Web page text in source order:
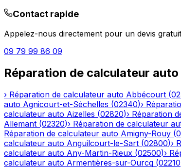
Contact rapide
Appelez-nous directement pour un devis
09 79 99 86 09
Réparation de calculateur auto
› Réparation de calculateur auto Abbécourt (
auto Agnicourt-et-Séchelles (02340)›
calculateur auto Aizelles (02820)› Réparation
Allemant (02320)› Réparation de calculateur
Réparation de calculateur auto Amigny-Rouy (
calculateur auto Anguilcourt-le-Sart (02800)›
calculateur auto Any-Martin-Rieux (02500)›
calculateur auto Armentières-sur-Ourcq (02210